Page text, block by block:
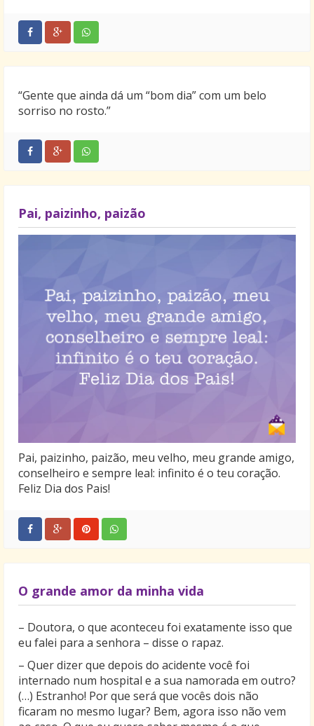
“Gente que ainda dá um “bom dia” com um belo
sorriso no rosto.”
Pai, paizinho, paizão
Pai, paizinho, paizão, meu velho, meu grande amigo,
conselheiro e sempre leal: infinito é o teu coração.
Feliz Dia dos Pais!
O grande amor da minha vida
– Doutora, o que aconteceu foi exatamente isso que
eu falei para a senhora – disse o rapaz.
– Quer dizer que depois do acidente você foi
internado num hospital e a sua namorada em outro?
(…) Estranho! Por que será que vocês dois não
ficaram no mesmo lugar? Bem, agora isso não vem